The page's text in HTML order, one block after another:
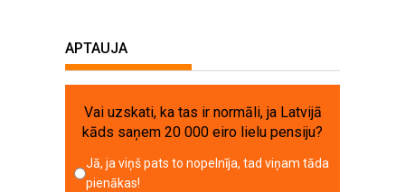
APTAUJA
Vai uzskati, ka tas ir normāli, ja Latvijā
kāds saņem 20 000 eiro lielu pensiju?
Jā, ja viņš pats to nopelnīja, tad viņam tāda
pienākas!